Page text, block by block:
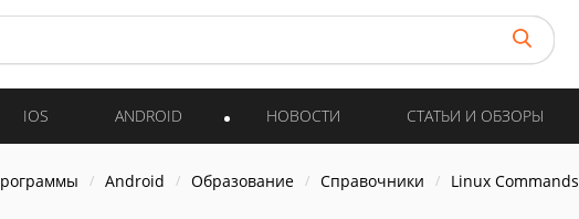
IOS ANDROID НОВОСТИ СТАТЬИ И ОБЗОРЫ
Android Образование Справочники Linux Commands